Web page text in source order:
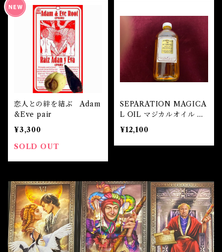
恋人との絆を結ぶ Adam
&Eve pair
¥3,300
SOLD OUT
SEPARATION MAGICA
L OIL マジカルオイル セ
パレーション
¥12,100